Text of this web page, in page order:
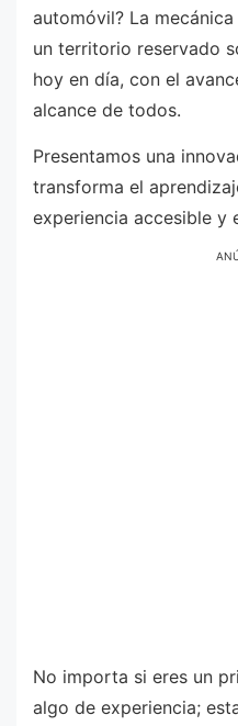
automóvil? La
un territorio reservado
hoy en día, con el
alcance de todos.
Presentamos una
transforma el
experiencia accesible y
No importa si eres un
algo de experiencia;